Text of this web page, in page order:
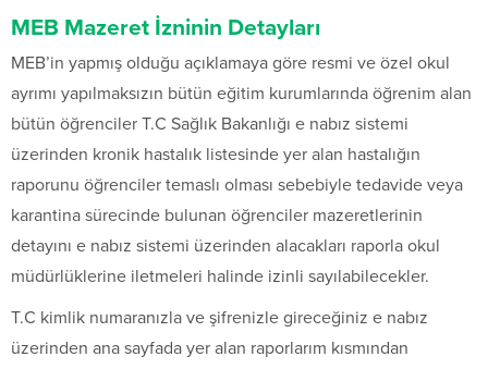
MEB Mazeret İzninin Detayları
MEB’in yapmış olduğu açıklamaya göre resmi ve özel okul
ayrımı yapılmaksızın bütün eğitim kurumlarında öğrenim alan
bütün öğrenciler T.C Sağlık Bakanlığı e nabız sistemi
üzerinden kronik hastalık listesinde yer alan hastalığın
raporunu öğrenciler temaslı olması sebebiyle tedavide veya
karantina sürecinde bulunan öğrenciler mazeretlerinin
detayını e nabız sistemi üzerinden alacakları raporla okul
müdürlüklerine iletmeleri halinde izinli sayılabilecekler.
T.C kimlik numaranızla ve şifrenizle gireceğiniz e nabız
üzerinden ana sayfada yer alan raporlarım kısmından